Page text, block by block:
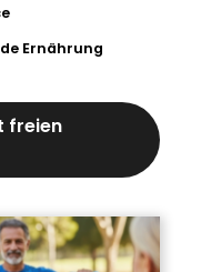
Ernährung
freien